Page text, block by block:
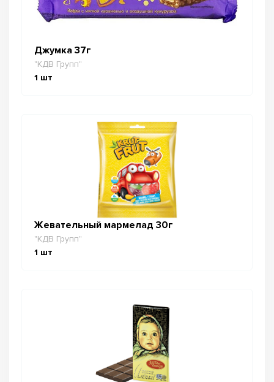
Джумка 37г
"КДВ Групп"
1 шт
Жевательный мармелад 30г
"КДВ Групп"
1 шт